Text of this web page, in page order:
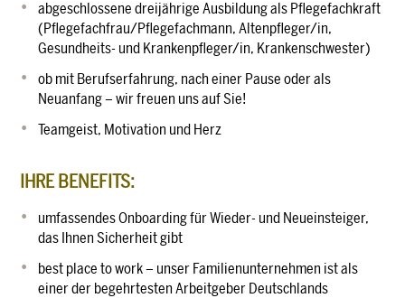
abgeschlossene dreijährige Ausbildung als Pflegefachkraft
(Pflegefachfrau/Pflegefachmann, Altenpfleger/in,
Gesundheits- und Krankenpfleger/in, Krankenschwester)
ob mit Berufserfahrung, nach einer Pause oder als
Neuanfang – wir freuen uns auf Sie!
Teamgeist, Motivation und Herz
IHRE BENEFITS:
umfassendes Onboarding für Wieder- und Neueinsteiger,
das Ihnen Sicherheit gibt
best place to work – unser Familienunternehmen ist als
einer der begehrtesten Arbeitgeber Deutschlands